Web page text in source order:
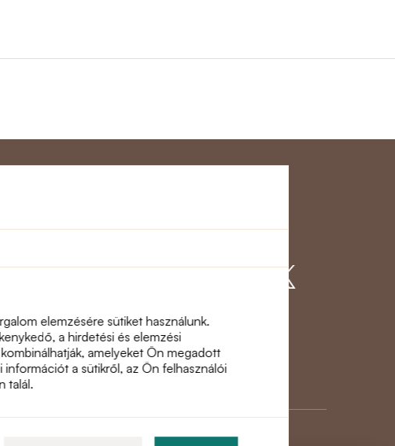
elemzésére sütiket használunk.
a hirdetési és elemzési
amelyeket Ön megadott
a sütikről, az Ön felhasználói
talál.
hozzánk